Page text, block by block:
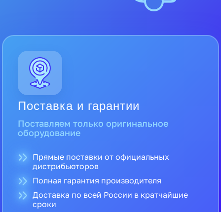
Поставка и гарантии
Поставляем только оригинальное
оборудование
Прямые поставки от официальных
дистрибьюторов
Полная гарантия производителя
Доставка по всей России в кратчайшие
сроки